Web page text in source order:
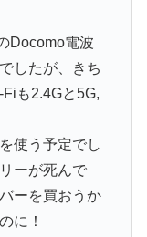
Docomo電波
したが、きち
も2.4Gと5G,
使う予定でし
ーが死んで
ーを買おうか
に！